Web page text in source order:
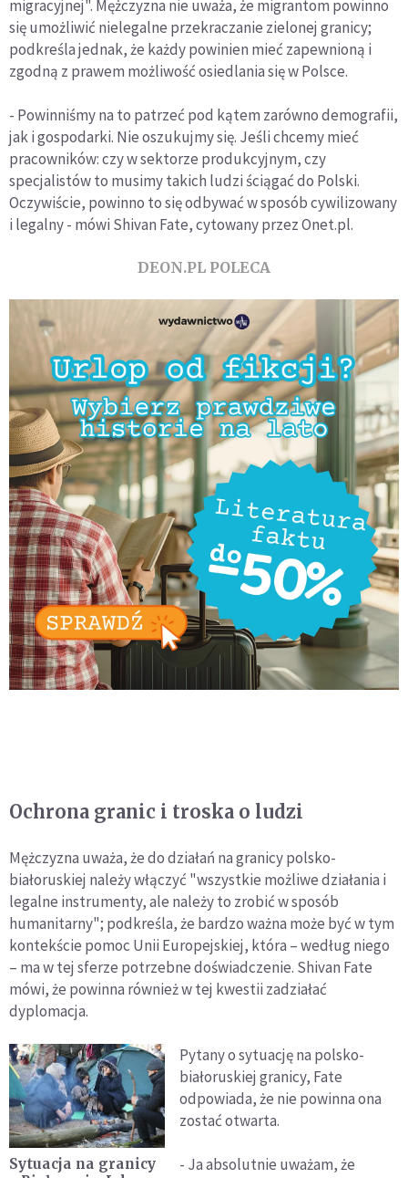
migracyjnej". Mężczyzna nie uważa, że migrantom powinno
się umożliwić nielegalne przekraczanie zielonej granicy;
podkreśla jednak, że każdy powinien mieć zapewnioną i
zgodną z prawem możliwość osiedlania się w Polsce.
- Powinniśmy na to patrzeć pod kątem zarówno demografii,
jak i gospodarki. Nie oszukujmy się. Jeśli chcemy mieć
pracowników: czy w sektorze produkcyjnym, czy
specjalistów to musimy takich ludzi ściągać do Polski.
Oczywiście, powinno to się odbywać w sposób cywilizowany
i legalny - mówi Shivan Fate, cytowany przez Onet.pl.
DEON.PL POLECA
Ochrona granic i troska o ludzi
Mężczyzna uważa, że do działań na granicy polsko-
białoruskiej należy włączyć "wszystkie możliwe działania i
legalne instrumenty, ale należy to zrobić w sposób
humanitarny"; podkreśla, że bardzo ważna może być w tym
kontekście pomoc Unii Europejskiej, która – według niego
– ma w tej sferze potrzebne doświadczenie. Shivan Fate
mówi, że powinna również w tej kwestii zadziałać
dyplomacja.
Sytuacja na granicy
Pytany o sytuację na polsko-
białoruskiej granicy, Fate
odpowiada, że nie powinna ona
zostać otwarta.
- Ja absolutnie uważam, że